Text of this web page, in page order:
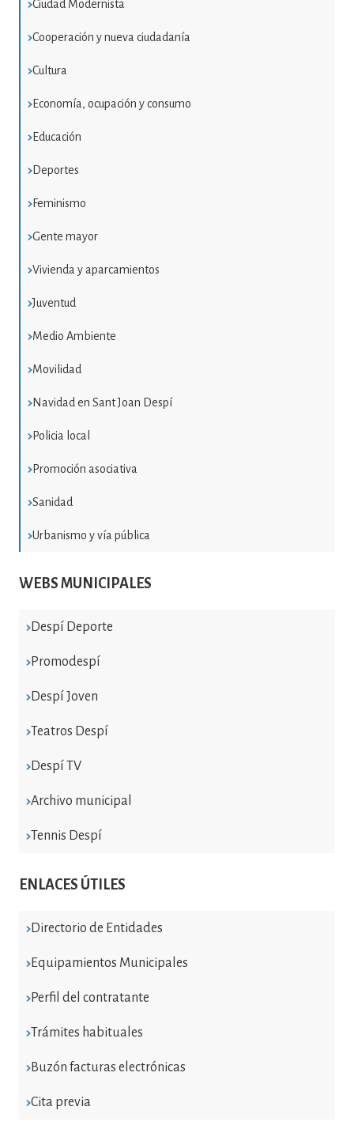
Ciudad Modernista
Cooperación y nueva ciudadanía
Cultura
Economía, ocupación y consumo
Educación
Deportes
Feminismo
Gente mayor
Vivienda y aparcamientos
Juventud
Medio Ambiente
Movilidad
Navidad en Sant Joan Despí
Policia local
Promoción asociativa
Sanidad
Urbanismo y vía pública
WEBS MUNICIPALES
Despí Deporte
Promodespí
Despí Joven
Teatros Despí
Despí TV
Archivo municipal
Tennis Despí
ENLACES ÚTILES
Directorio de Entidades
Equipamientos Municipales
Perfil del contratante
Trámites habituales
Buzón facturas electrónicas
Cita previa